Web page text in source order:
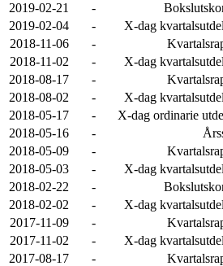
2019-02-21
-
2019-02-04
-
X-dag
2018-11-06
-
2018-11-02
-
X-dag
2018-08-17
-
2018-08-02
-
X-dag
2018-05-17
-
X-dag ordinarie
2018-05-16
-
2018-05-09
-
2018-05-03
-
X-dag
2018-02-22
-
2018-02-02
-
X-dag
2017-11-09
-
2017-11-02
-
X-dag
2017-08-17
-